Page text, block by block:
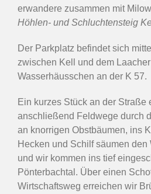
erwandere zusammen mit
Höhlen- und Schluchtensteig
Der Parkplatz befindet sich
zwischen Kell und dem
Wasserhäusschen an der K 57.
Ein kurzes Stück an der Straße
anschließend Feldwege durch
an knorrigen Obstbäumen, ins
Hecken und Schilf säumen
und wir kommen ins tief
Pönterbachtal. Über einen
Wirtschaftsweg erreichen wir